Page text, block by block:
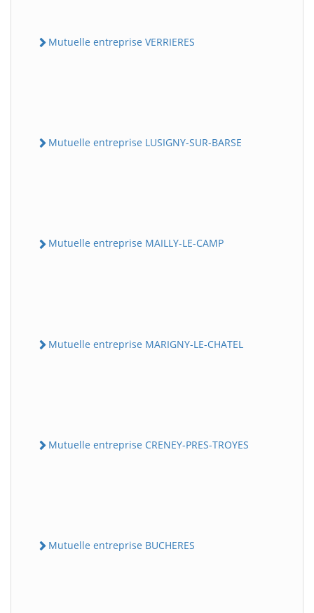
Mutuelle entreprise VERRIERES
Mutuelle entreprise LUSIGNY-SUR-BARSE
Mutuelle entreprise MAILLY-LE-CAMP
Mutuelle entreprise MARIGNY-LE-CHATEL
Mutuelle entreprise CRENEY-PRES-TROYES
Mutuelle entreprise BUCHERES